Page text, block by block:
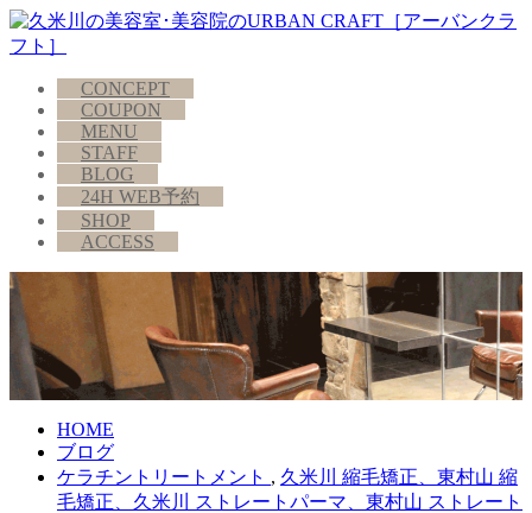
CONCEPT
COUPON
MENU
STAFF
BLOG
24H WEB予約
SHOP
ACCESS
HOME
ブログ
ケラチントリートメント , 久米川 縮毛矯正、東村山 縮
毛矯正、久米川 ストレートパーマ、東村山 ストレート